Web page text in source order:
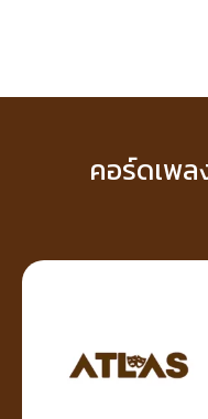
คอร์ดเพล